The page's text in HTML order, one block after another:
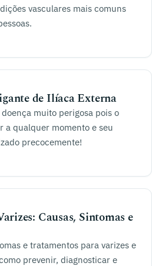
vasculares mais comuns
de Ilíaca Externa
muito perigosa pois o
a qualquer momento e seu
precocemente!
Causas, Sintomas e
e tratamentos para varizes e
prevenir, diagnosticar e